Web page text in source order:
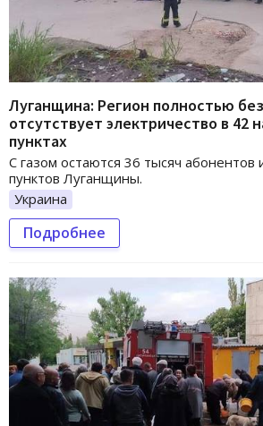
Луганщина: Регион полностью
отсутствует электричество в 42
пунктах
С газом остаются 36 тысяч абонентов
пунктов Луганщины.
Украина
Подробнее